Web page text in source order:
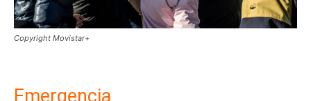
Copyright Movistar+
Emergencia